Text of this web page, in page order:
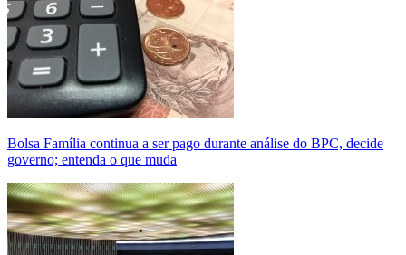
Bolsa Família continua a ser pago durante análise do BPC, decide
governo; entenda o que muda